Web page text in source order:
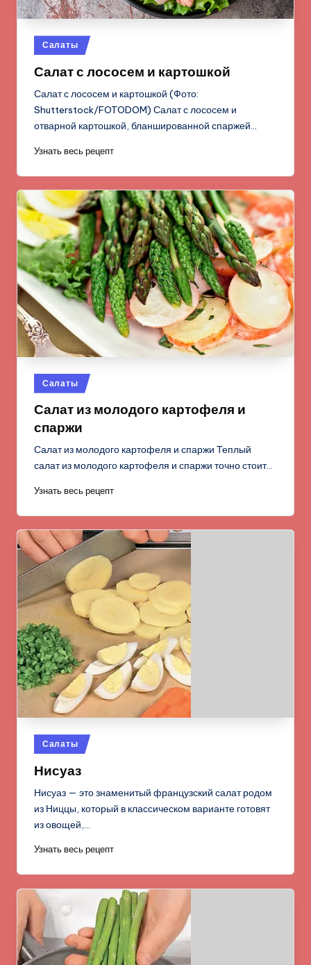
Опубликовано
в
Салаты
Салат с лососем и картошкой
Салат с лососем и картошкой (Фото:
Shutterstock/FOTODOM) Салат с лососем и
отварной картошкой, бланшированной спаржей…
Узнать весь рецепт
Опубликовано
в
Салаты
Салат из молодого картофеля и
спаржи
Салат из молодого картофеля и спаржи Теплый
салат из молодого картофеля и спаржи точно стоит…
Узнать весь рецепт
Опубликовано
в
Салаты
Нисуаз
Нисуаз — это знаменитый французский салат родом
из Ниццы, который в классическом варианте готовят
из овощей,…
Узнать весь рецепт